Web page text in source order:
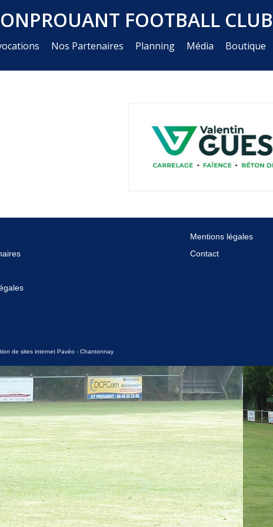
FOOTBALL CLUB
Nos Partenaires Planning Média Boutique
Mentions légales
Contact
de sites internet Pavéo - Chantonnay